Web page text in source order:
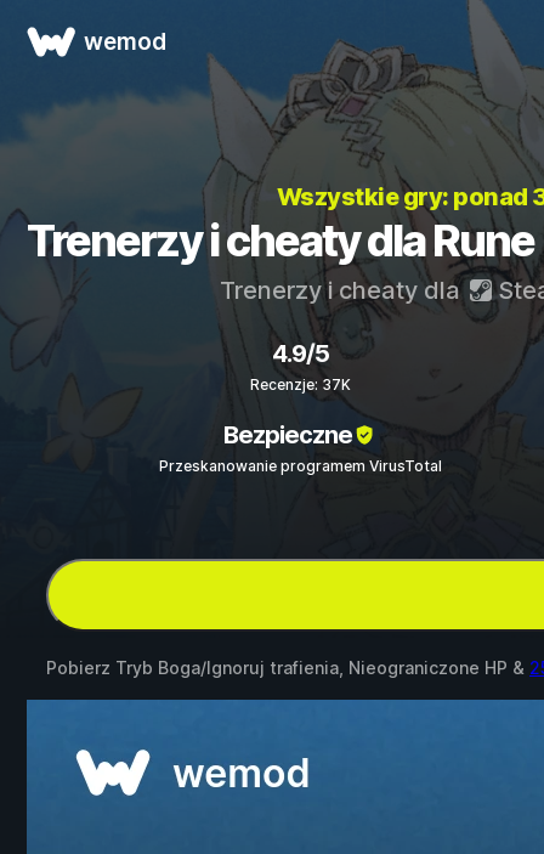
wemod
Wszystkie gry: ponad
Trenerzy i cheaty dla
Trenerzy i cheaty dla
4.9/5
Recenzje: 37K
Bezpieczne
Przeskanowanie programem VirusTotal
Pobierz Tryb Boga/Ignoruj trafienia, Nieograniczone HP &